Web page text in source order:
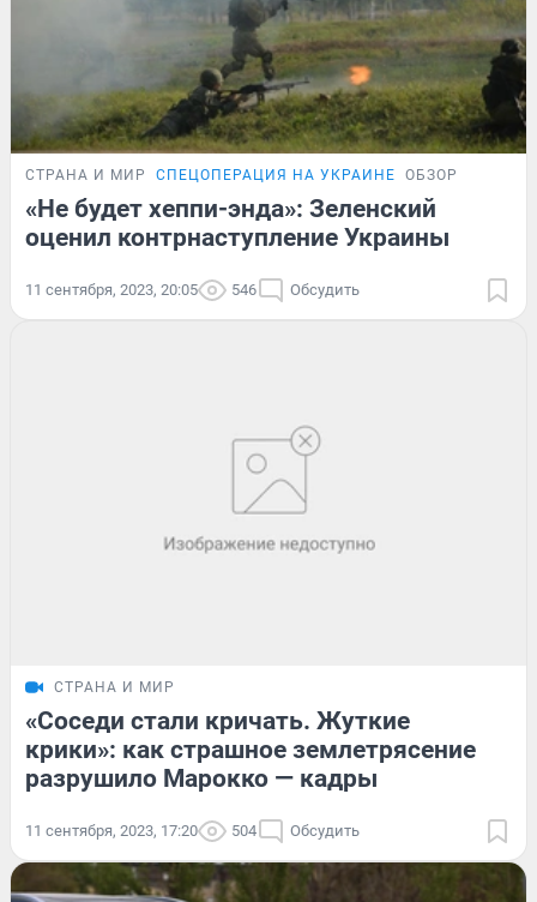
СТРАНА И МИР СПЕЦОПЕРАЦИЯ НА УКРАИНЕ ОБЗОР
«Не будет хеппи-энда»: Зеленский
оценил контрнаступление Украины
11 сентября, 2023, 20:05 546 Обсудить
СТРАНА И МИР
«Соседи стали кричать. Жуткие
крики»: как страшное землетрясение
разрушило Марокко — кадры
11 сентября, 2023, 17:20 504 Обсудить